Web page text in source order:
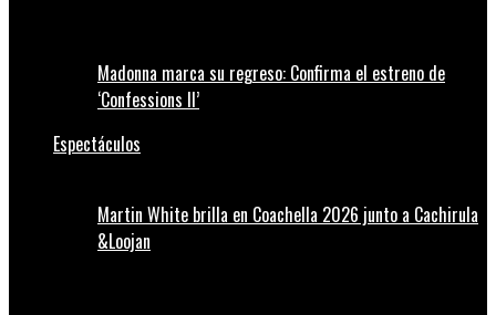
Madonna marca su regreso: Confirma el estreno de
‘Confessions II’
Espectáculos
Martin White brilla en Coachella 2026 junto a Cachirula
&Loojan